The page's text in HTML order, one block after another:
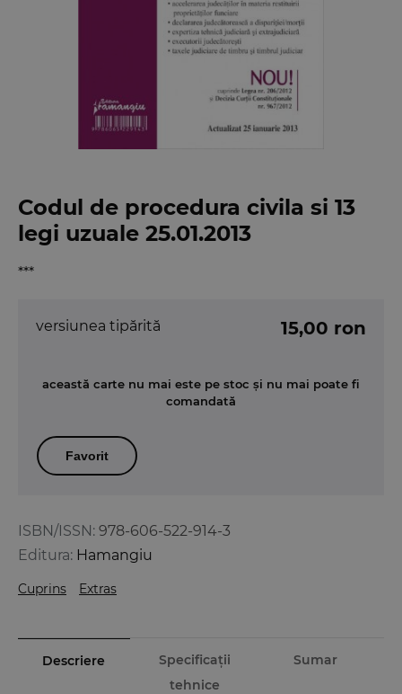
Codul de procedura civila si 13
legi uzuale 25.01.2013
***
ISBN/ISSN: 978-606-522-914-3
Editura: Hamangiu
Cuprins Extras
versiunea tipărită 15,00 ron
această carte nu mai este pe stoc și nu mai poate fi
comandată
Favorit
Descriere
Specificații
tehnice
Sumar